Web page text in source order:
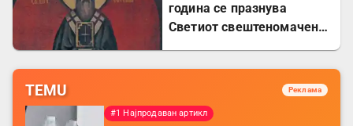
година се празнува
Светиот свештеномаченик
TEMU Реклама
#1 Најпродаван артикл